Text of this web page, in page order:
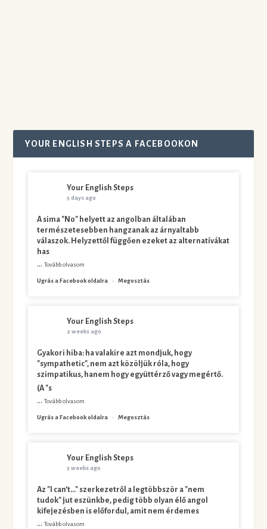
YOUR ENGLISH STEPS A FACEBOOKON
Your English Steps
5 days ago
A sima "No" helyett az angolban általában
természetesebben hangzanak az árnyaltabb
válaszok. Helyzettől függően ezeket az alternatívákat
has
...Tovább olvasom
Ugrás a Facebook oldalra · Megosztás
Your English Steps
2 weeks ago
Gyakori hiba: ha valakire azt mondjuk, hogy
"sympathetic", nem azt közöljük róla, hogy
szimpatikus, hanem hogy együttérző vagy megértő.
(A "s
...Tovább olvasom
Ugrás a Facebook oldalra · Megosztás
Your English Steps
3 weeks ago
Az "I can’t…" szerkezetről a legtöbbször a "nem
tudok" jut eszünkbe, pedig több olyan élő angol
kifejezésben is előfordul, amit nem érdemes
...Tovább olvasom